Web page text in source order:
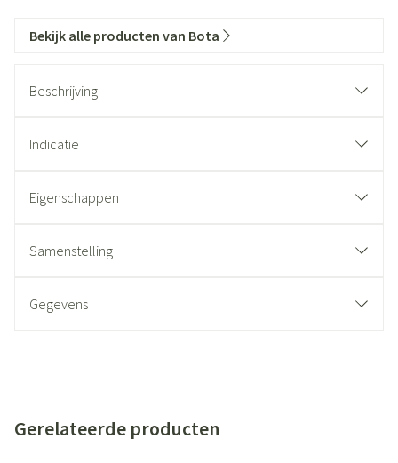
Bekijk alle producten van Bota
Beschrijving
Indicatie
Eigenschappen
Samenstelling
Gegevens
Gerelateerde producten